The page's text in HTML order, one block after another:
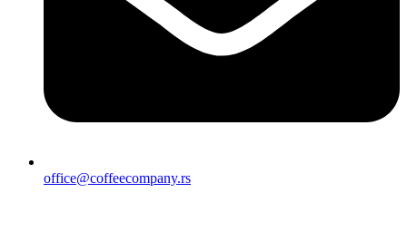
office@coffeecompany.rs